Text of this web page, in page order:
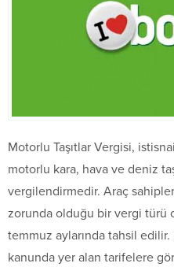
Motorlu Taşıtlar Vergisi,
motorlu kara, hava ve deniz
vergilendirmedir. Araç
zorunda olduğu bir vergi türü
temmuz aylarında tahsil edilir.
kanunda yer alan tarifelere